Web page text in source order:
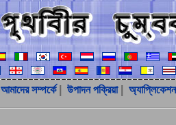
আমাদের সম্পর্কে উপাদন পক্রিয়া অ্যাপ্লিকেশন